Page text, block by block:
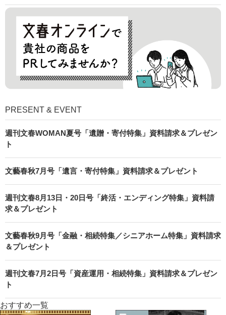
PRESENT & EVENT
週刊文春WOMAN夏号「遺贈・寄付特集」資料請求＆プレゼン
ト
文藝春秋7月号「遺言・寄付特集」資料請求＆プレゼント
週刊文春8月13日・20日号「終活・エンディング特集」資料請
求＆プレゼント
文藝春秋9月号「金融・相続特集／シニアホーム特集」資料請求
＆プレゼント
週刊文春7月2日号「資産運用・相続特集」資料請求＆プレゼン
ト
おすすめ一覧